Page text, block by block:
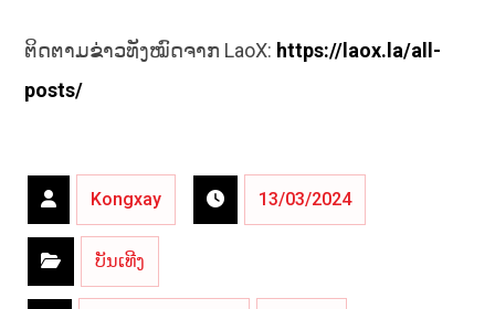
ຕິດຕາມຂ່າວທັງໝົດຈາກ LaoX: https://laox.la/all-
posts/
Kongxay 13/03/2024
ບັນເທີງ